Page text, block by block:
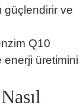
güçlendirir ve
Q10
enerji üretimini